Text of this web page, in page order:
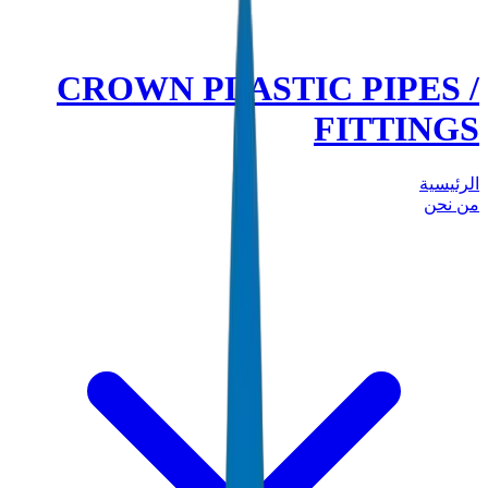
CROWN PLASTIC